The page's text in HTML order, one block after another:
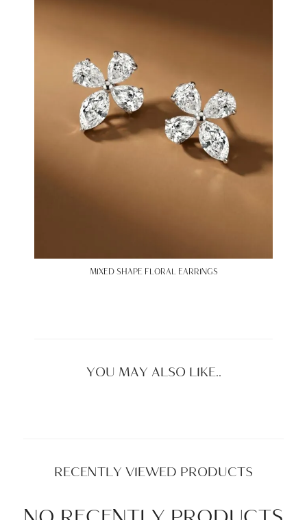
MIXED SHAPE FLORAL EARRINGS
YOU MAY ALSO LIKE..
RECENTLY VIEWED PRODUCTS